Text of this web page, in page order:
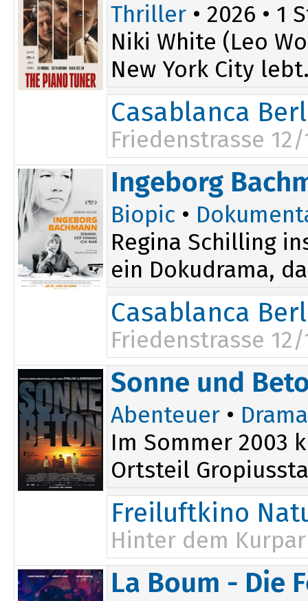
Thriller • 2026 • 1
Niki White (Leo
New York City
Casablanca
Friedenstrasse 12/
Ingeborg
Biopic •
Regina Schilling
ein Dokudrama,
Casablanca
Friedenstrasse 12/
Sonne und
Abenteuer • Drama
Im Sommer 2003
Ortsteil
Freiluftkino
Hinter dem
La Boum - Die